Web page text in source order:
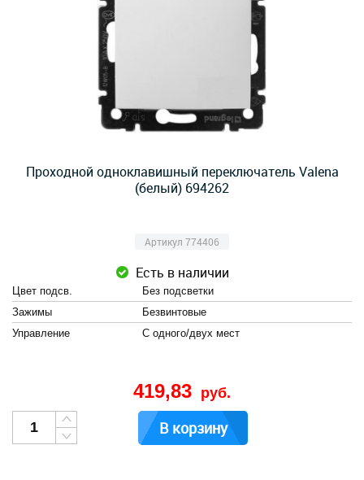
Проходной одноклавишный переключатель Valena
(белый) 694262
Артикул 774406
Есть в наличии
Цвет подсв.
Без подсветки
Зажимы
Безвинтовые
Управление
С одного/двух мест
419,83 руб.
В корзину